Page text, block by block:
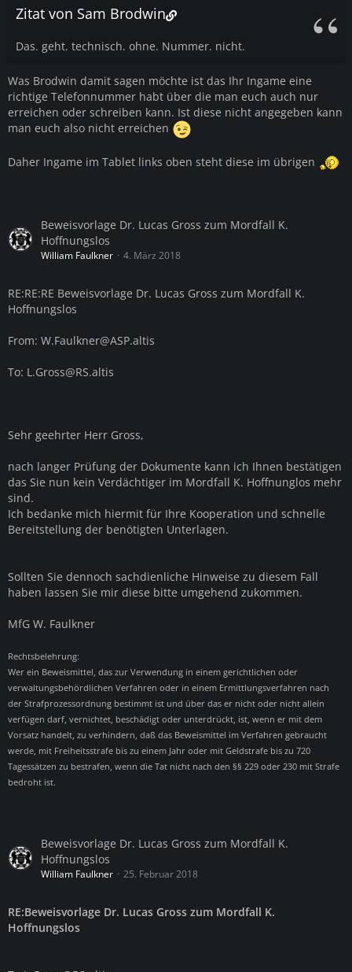
Zitat von Sam Brodwin
Das. geht. technisch. ohne. Nummer. nicht.
Was Brodwin damit sagen möchte ist das Ihr Ingame eine
richtige Telefonnummer habt über die man euch auch nur
erreichen oder schreiben kann. Ist diese nicht angegeben kann
man euch also nicht erreichen
Daher Ingame im Tablet links oben steht diese im übrigen
Beweisvorlage Dr. Lucas Gross zum Mordfall K.
Hoffnungslos
William Faulkner 4. März 2018
RE:RE:RE Beweisvorlage Dr. Lucas Gross zum Mordfall K.
Hoffnungslos
From: W.Faulkner@ASP.altis
To: L.Gross@RS.altis
Sehr geehrter Herr Gross,
nach langer Prüfung der Dokumente kann ich Ihnen bestätigen
das Sie nun kein Verdächtiger im Mordfall K. Hoffnunglos mehr
sind.
Ich bedanke mich hiermit für Ihre Kooperation und schnelle
Bereitstellung der benötigten Unterlagen.
Sollten Sie dennoch sachdienliche Hinweise zu diesem Fall
haben lassen Sie mir diese bitte umgehend zukommen.
MfG W. Faulkner
Rechtsbelehrung:
Wer ein Beweismittel, das zur Verwendung in einem gerichtlichen oder
verwaltungsbehördlichen Verfahren oder in einem Ermittlungsverfahren nach
der Strafprozessordnung bestimmt ist und über das er nicht oder nicht allein
verfügen darf, vernichtet, beschädigt oder unterdrückt, ist, wenn er mit dem
Vorsatz handelt, zu verhindern, daß das Beweismittel im Verfahren gebraucht
werde, mit Freiheitsstrafe bis zu einem Jahr oder mit Geldstrafe bis zu 720
Tagessätzen zu bestrafen, wenn die Tat nicht nach den §§ 229 oder 230 mit Strafe
bedroht ist.
Beweisvorlage Dr. Lucas Gross zum Mordfall K.
Hoffnungslos
William Faulkner 25. Februar 2018
RE:Beweisvorlage Dr. Lucas Gross zum Mordfall K.
Hoffnungslos